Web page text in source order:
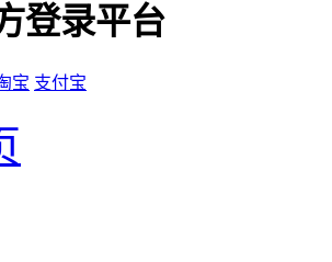
登录平台
宝 支付宝